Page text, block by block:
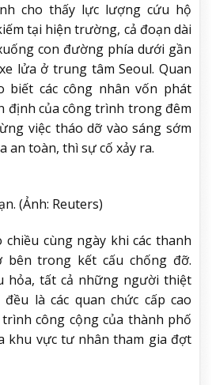
cho thấy lực lượng cứu hộ
tại hiện trường, cả đoạn dài
con đường phía dưới gần
lửa ở trung tâm Seoul. Quan
biết các công nhân vốn phát
định của công trình trong đêm
việc tháo dỡ vào sáng sớm
an toàn, thì sự cố xảy ra.
(Ảnh: Reuters)
cùng ngày khi các thanh
trong kết cấu chống đỡ.
hỏa, tất cả những người thiệt
là các quan chức cấp cao
công cộng của thành phố
khu vực tư nhân tham gia đợt